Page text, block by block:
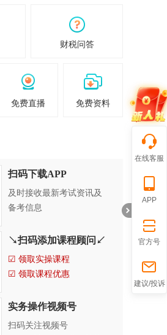
财税问答
免费直播 免费资料
扫码下载APP
及时接收最新考试资讯及
备考信息
↘扫码添加课程顾问↙
☑ 领取实操课程
☑ 领取课程优惠
实务操作视频号
扫码关注视频号
在线客服
APP
官方号
建议/投诉